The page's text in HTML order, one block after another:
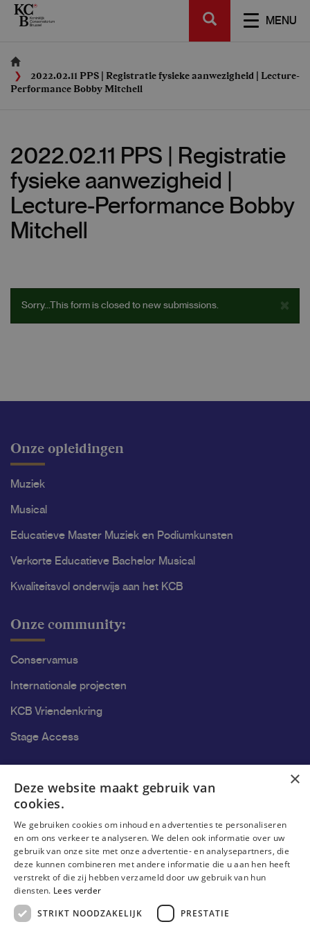
Skip
MENU
SEARCH
2022.02.11 PPS | Registratie fysieke aanwezigheid | Lecture-
Performance Bobby Mitchell
2022.02.11 PPS | Registratie
fysieke aanwezigheid |
Lecture-Performance Bobby
Mitchell
×
Status
message
Sorry...This form is closed to new submissions.
Onze opleidingen
Muziek
Musical
Educatieve Master Muziek en Podiumkunsten
Verkorte Educatieve Bachelor Musical
Kwaliteitsvol onderwijs aan het KCB
Onze community:
Conservamus
Internationale projecten
KCB Vriendenkring
Stage Access
Onderzoek
Onderzoeksgroepen
Onderzoekers
Onderzoeker worden
×
Deze website maakt gebruik van
cookies.
We gebruiken cookies om inhoud en advertenties te personaliseren
en om ons verkeer te analyseren. We delen ook informatie over uw
gebruik van onze site met onze advertentie- en analysepartners, die
deze kunnen combineren met andere informatie die u aan hen heeft
verstrekt of die zij hebben verzameld door uw gebruik van hun
diensten. Lees verder
STRIKT NOODZAKELIJK
PRESTATIE